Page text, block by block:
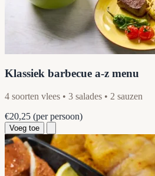
Klassiek barbecue a-z menu
4 soorten vlees • 3 salades • 2 sauzen
€20,25 (per persoon)
Voeg toe